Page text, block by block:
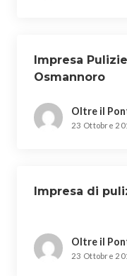
Impresa
Osmannoro
Oltre il
23 Ottobre
Impresa di
Oltre il
23 Ottobre